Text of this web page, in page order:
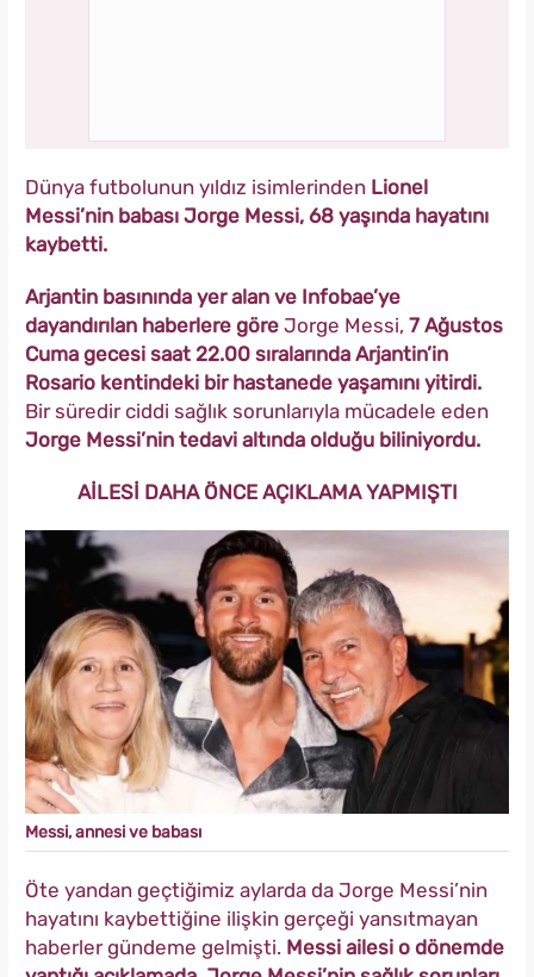
Dünya futbolunun yıldız isimlerinden Lionel
Messi’nin babası Jorge Messi, 68 yaşında hayatını
kaybetti.
Arjantin basınında yer alan ve Infobae’ye
dayandırılan haberlere göre Jorge Messi, 7 Ağustos
Cuma gecesi saat 22.00 sıralarında Arjantin’in
Rosario kentindeki bir hastanede yaşamını yitirdi.
Bir süredir ciddi sağlık sorunlarıyla mücadele eden
Jorge Messi’nin tedavi altında olduğu biliniyordu.
AİLESİ DAHA ÖNCE AÇIKLAMA YAPMIŞTI
Messi, annesi ve babası
Öte yandan geçtiğimiz aylarda da Jorge Messi’nin
hayatını kaybettiğine ilişkin gerçeği yansıtmayan
haberler gündeme gelmişti. Messi ailesi o dönemde